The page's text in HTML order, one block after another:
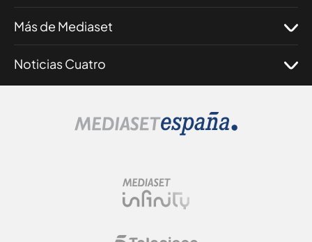
Más de Mediaset
Noticias Cuatro